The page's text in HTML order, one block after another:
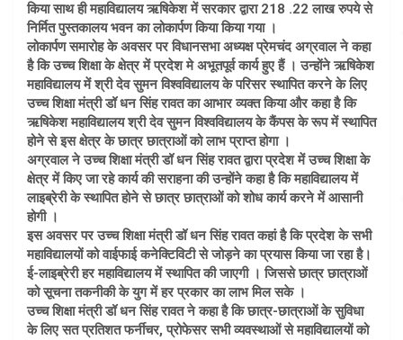
किया साथ ही महाविद्यालय ऋषिकेश में सरकार द्वारा 218 .22 लाख रुपये से
निर्मित पुस्तकालय भवन का लोकार्पण किया किया गया ।
लोकार्पण समारोह के अवसर पर विधानसभा अध्यक्ष प्रेमचंद अग्रवाल ने कहा
है कि उच्च शिक्षा के क्षेत्र में प्रदेश मे अभूतपूर्व कार्य हुए हैं । उन्होंने ऋषिकेश
महाविद्यालय में श्री देव सुमन विश्वविद्यालय के परिसर स्थापित करने के लिए
उच्च शिक्षा मंत्री डॉ धन सिंह रावत का आभार व्यक्त किया और कहा है कि
ऋषिकेश महाविद्यालय श्री देव सुमन विश्वविद्यालय के कैंपस के रूप में स्थापित
होने से इस क्षेत्र के छात्र छात्राओं को लाभ प्राप्त होगा ।
अग्रवाल ने उच्च शिक्षा मंत्री डॉ धन सिंह रावत द्वारा प्रदेश में उच्च शिक्षा के
क्षेत्र में किए जा रहे कार्य की सराहना की उन्होंने कहा है कि महाविद्यालय में
लाइब्रेरी के स्थापित होने से छात्र छात्राओं को शोध कार्य करने में आसानी
होगी ।
इस अवसर पर उच्च शिक्षा मंत्री डॉ धन सिंह रावत कहां है कि प्रदेश के सभी
महाविद्यालयों को वाईफाई कनेक्टिविटी से जोड़ने का प्रयास किया जा रहा है।
ई-लाइब्रेरी हर महाविद्यालय में स्थापित की जाएगी । जिससे छात्र छात्राओं
को सूचना तकनीकी के युग में हर प्रकार का लाभ मिल सके ।
उच्च शिक्षा मंत्री डॉ धन सिंह रावत ने कहा है कि छात्र-छात्राओं के सुविधा
के लिए सत प्रतिशत फर्नीचर, प्रोफेसर सभी व्यवस्थाओं से महाविद्यालयों को